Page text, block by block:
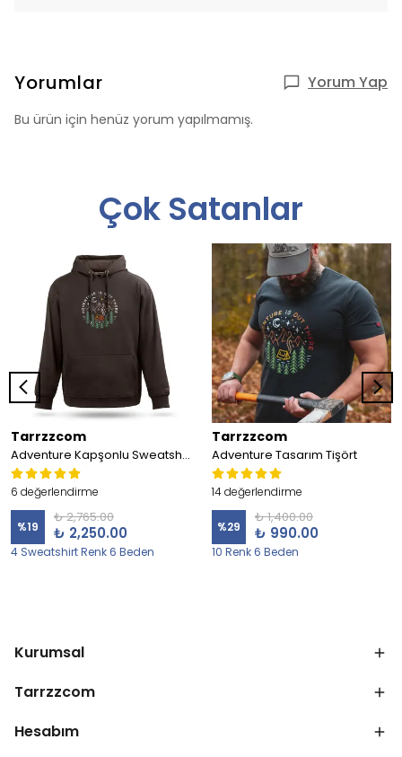
Yorumlar Yorum Yap
Bu ürün için henüz yorum yapılmamış.
Çok Satanlar
Tarrzzcom
Adventure Kapşonlu Sweatshirt
6 değerlendirme
%19
₺ 2,765.00
₺ 2,250.00
4 Sweatshirt Renk 6 Beden
Tarrzzcom
Adventure Tasarım Tişört
14 değerlendirme
%29
₺ 1,400.00
₺ 990.00
10 Renk 6 Beden
Kurumsal
Tarrzzcom
Hesabım